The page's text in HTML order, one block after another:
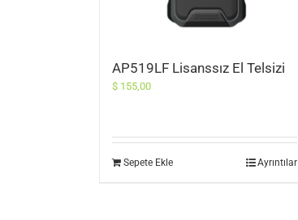
AP519LF Lisanssız El Telsizi
$ 155,00
Sepete Ekle Ayrıntılar